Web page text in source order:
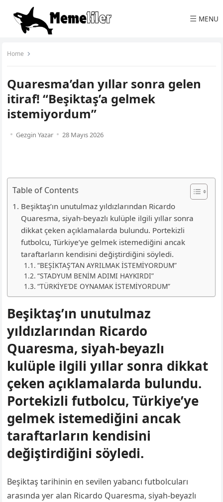
☰ MENU
Home
Quaresma’dan yıllar sonra gelen
itiraf! “Beşiktaş’a gelmek
istemiyordum”
Gezgin Yazar 28 Mayıs 2026
Table of Contents
Beşiktaş’ın unutulmaz yıldızlarından Ricardo
Quaresma, siyah-beyazlı kulüple ilgili yıllar sonra
dikkat çeken açıklamalarda bulundu. Portekizli
futbolcu, Türkiye’ye gelmek istemediğini ancak
taraftarların kendisini değiştirdiğini söyledi.
“BEŞİKTAŞ’TAN AYRILMAK İSTEMİYORDUM”
“STADYUM BENİM ADIMI HAYKIRDI”
“TÜRKİYE’DE OYNAMAK İSTEMİYORDUM”
Beşiktaş’ın unutulmaz
yıldızlarından Ricardo
Quaresma, siyah-beyazlı
kulüple ilgili yıllar sonra dikkat
çeken açıklamalarda bulundu.
Portekizli futbolcu, Türkiye’ye
gelmek istemediğini ancak
taraftarların kendisini
değiştirdiğini söyledi.
Beşiktaş tarihinin en sevilen yabancı futbolcuları
arasında yer alan Ricardo Quaresma, siyah-beyazlı